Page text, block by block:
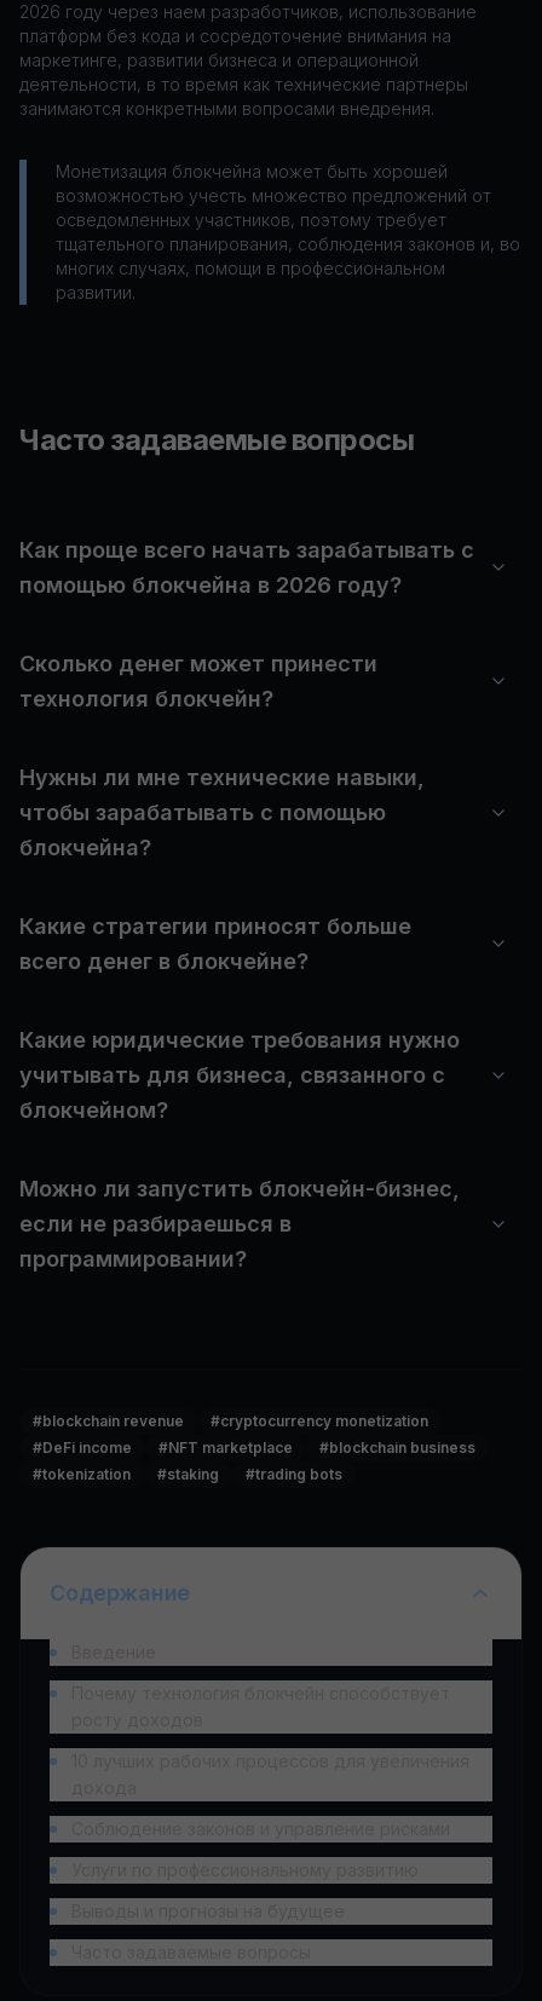
2026 году через наем разработчиков, использование
платформ без кода и сосредоточение внимания на
маркетинге, развитии бизнеса и операционной
деятельности, в то время как технические партнеры
занимаются конкретными вопросами внедрения.
Монетизация блокчейна может быть хорошей
возможностью учесть множество предложений от
осведомленных участников, поэтому требует
тщательного планирования, соблюдения законов и, во
многих случаях, помощи в профессиональном
развитии.
Часто задаваемые вопросы
Как проще всего начать зарабатывать с
помощью блокчейна в 2026 году?
Сколько денег может принести
технология блокчейн?
Нужны ли мне технические навыки,
чтобы зарабатывать с помощью
блокчейна?
Какие стратегии приносят больше
всего денег в блокчейне?
Какие юридические требования нужно
учитывать для бизнеса, связанного с
блокчейном?
Можно ли запустить блокчейн-бизнес,
если не разбираешься в
программировании?
#blockchain revenue #cryptocurrency monetization
#DeFi income #NFT marketplace #blockchain business
#tokenization #staking #trading bots
Содержание